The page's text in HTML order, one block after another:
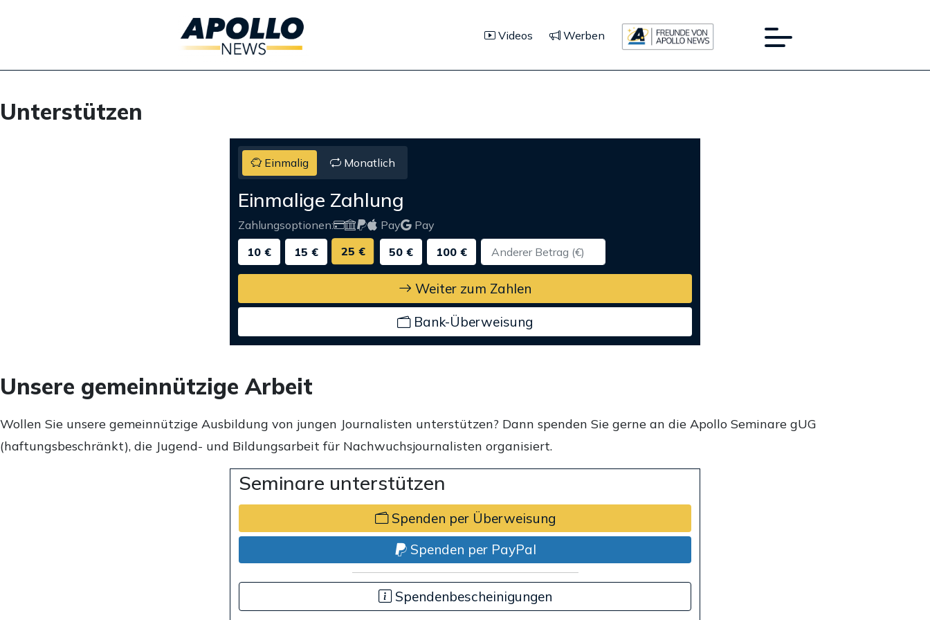
Videos Werben
Unterstützen
Einmalig Monatlich
Einmalige Zahlung
Zahlungsoptionen: Pay
Pay
10 €
15 € 25 € 50 € 100 €
Weiter zum Zahlen
Bank-Überweisung
Unsere gemeinnützige Arbeit
Wollen Sie unsere gemeinnützige Ausbildung von jungen Journalisten unterstützen? Dann spenden Sie gerne an die Apollo Seminare gUG
(haftungsbeschränkt), die Jugend- und Bildungsarbeit für Nachwuchsjournalisten organisiert.
Seminare unterstützen
Spenden per Überweisung
Spenden per PayPal
Spendenbescheinigungen